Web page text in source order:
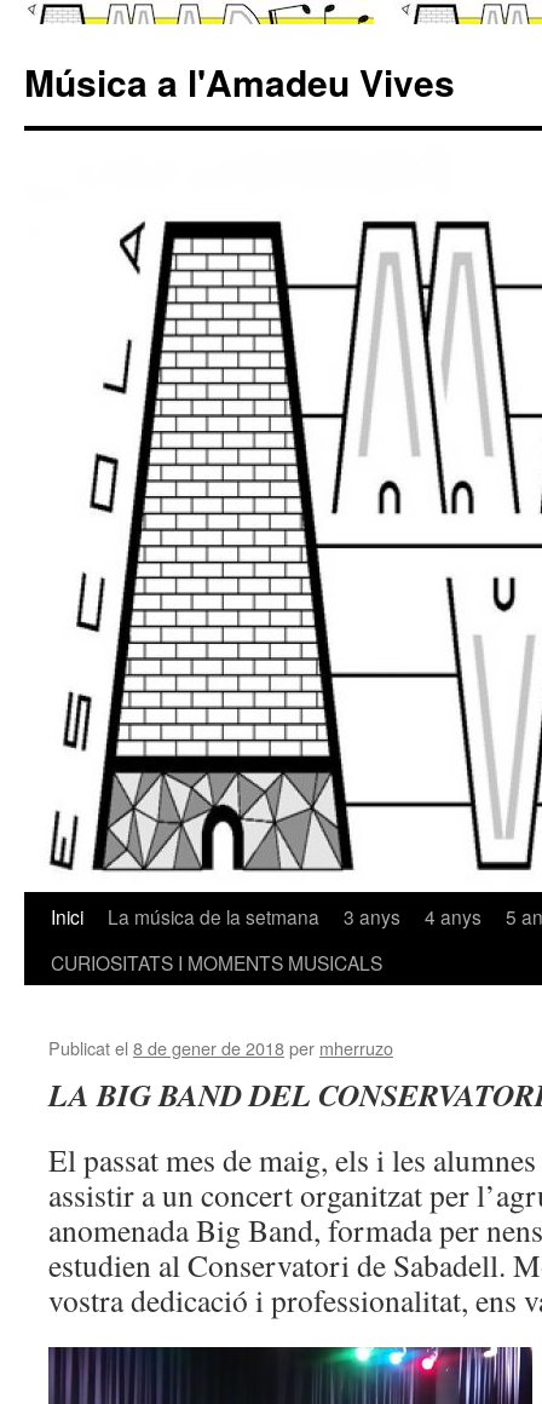
Música a l'Amadeu Vives
Vés
Inici La música de la setmana 3 anys 4 anys
5
CURIOSITATS I MOMENTS MUSICALS
Publicat el 8 de gener de 2018per mherruzo
LA BIG BAND DEL
El passat mes de maig, els i les
assistir a un concert organitzat per
anomenada Big Band, formada per
estudien al Conservatori de Sabadell.
vostra dedicació i professionalitat, ens